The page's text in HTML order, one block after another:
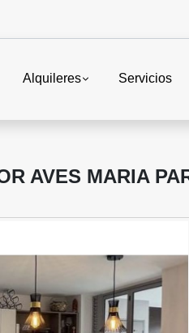
Alquileres Servicios
AVES MARIA